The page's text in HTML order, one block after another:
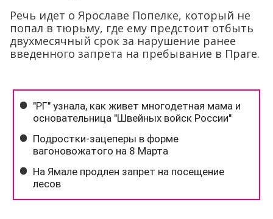
Речь идет о Ярославе Попелке, который не
попал в тюрьму, где ему предстоит отбыть
двухмесячный срок за нарушение ранее
введенного запрета на пребывание в Праге.